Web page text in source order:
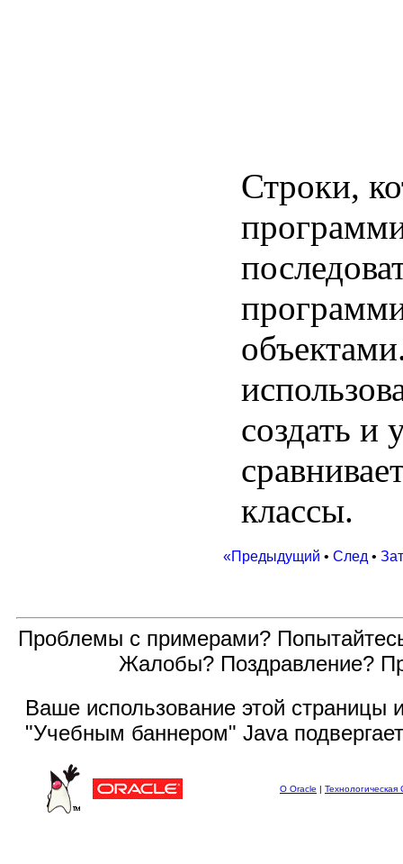
Строки,
создать и
классы.
«Предыдущий • След •
Проблемы с примерами?
Жалобы? Поздравление?
Ваше использование этой страницы
"Учебным баннером" Java
О Oracle | Технологическая